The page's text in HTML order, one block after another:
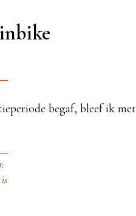
begaf, bleef ik met
is